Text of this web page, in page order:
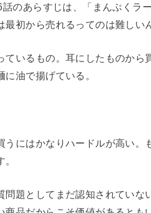
話のあらすじは、「まんぷくラ
最初から売れるってのは難しい
ているもの。耳にしたものか
に油で揚げている。
うにはかなりハードルが高い
問題としてまだ認知されてい